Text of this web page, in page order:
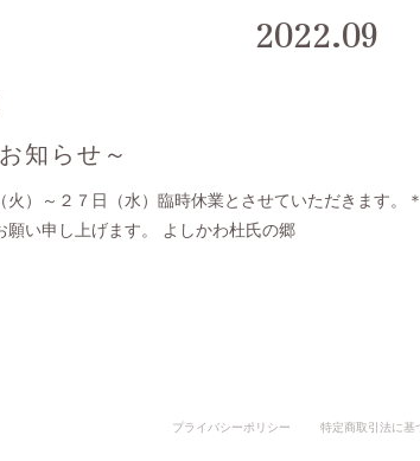
2022.09
知らせ～
火）～２７日（水）臨時休業とさせていただきます。
願い申し上げます。 よしかわ杜氏の郷
プライバシーポリシー 特定商取引法に基